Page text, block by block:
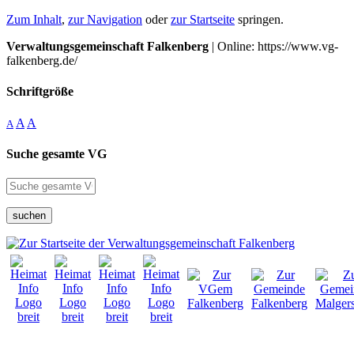
Zum Inhalt, zur Navigation oderzur Startseite springen.
Verwaltungsgemeinschaft Falkenberg | Online: https://www.vg-
falkenberg.de/
Schriftgröße
A A A
Suche gesamte VG
suchen